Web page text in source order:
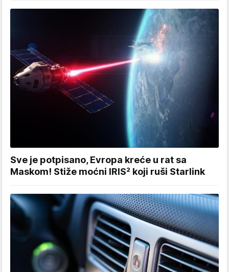
Sve je potpisano, Evropa kreće u rat sa
Maskom! Stiže moćni IRIS² koji ruši Starlink